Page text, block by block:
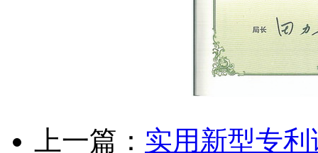
上一篇： 实用新型专利